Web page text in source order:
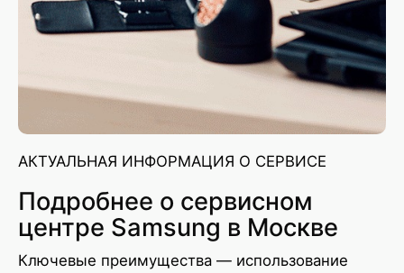
АКТУАЛЬНАЯ ИНФОРМАЦИЯ О СЕРВИСЕ
Подробнее о сервисном
центре Samsung в Москве
Ключевые преимущества — использование